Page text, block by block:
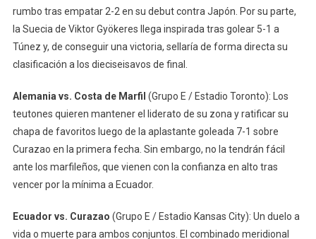
rumbo tras empatar 2-2 en su debut contra Japón. Por su parte,
la Suecia de Viktor Gyökeres llega inspirada tras golear 5-1 a
Túnez y, de conseguir una victoria, sellaría de forma directa su
clasificación a los dieciseisavos de final.
Alemania vs. Costa de Marfil (Grupo E / Estadio Toronto): Los
teutones quieren mantener el liderato de su zona y ratificar su
chapa de favoritos luego de la aplastante goleada 7-1 sobre
Curazao en la primera fecha. Sin embargo, no la tendrán fácil
ante los marfileños, que vienen con la confianza en alto tras
vencer por la mínima a Ecuador.
Ecuador vs. Curazao (Grupo E / Estadio Kansas City): Un duelo a
vida o muerte para ambos conjuntos. El combinado meridional